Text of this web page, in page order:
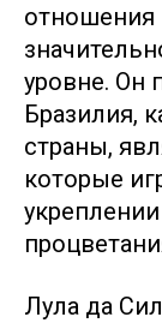
отношения
уровне. Он
Бразилия,
страны,
которые
Лула да